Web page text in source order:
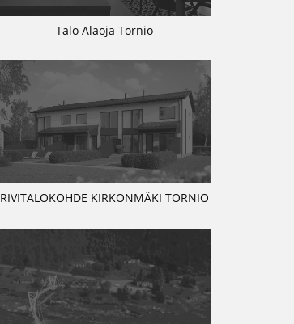
Talo Alaoja Tornio
RIVITALOKOHDE KIRKONMÄKI TORNIO